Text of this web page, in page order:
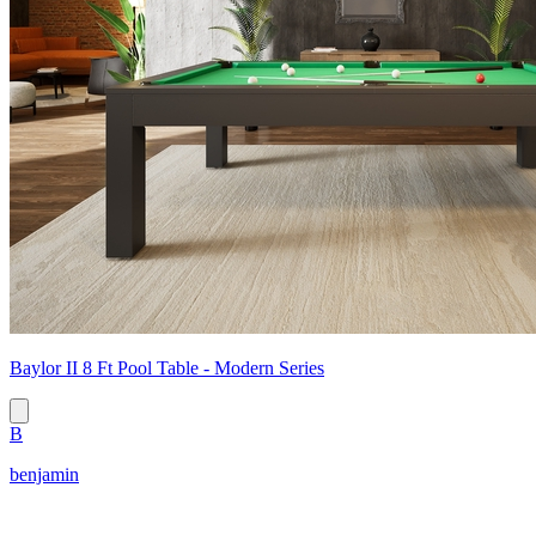
Baylor II 8 Ft Pool Table - Modern Series
B
benjamin